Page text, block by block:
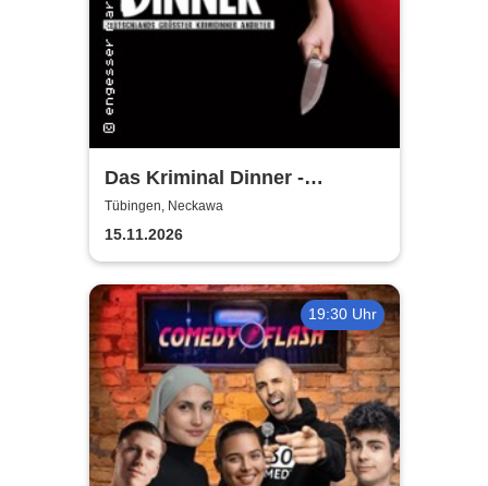
Das Kriminal Dinner -
Alpenkrimi: Knödelmord beim
Gipfeltreffen
Tübingen, Neckawa
15.11.2026
19:30 Uhr